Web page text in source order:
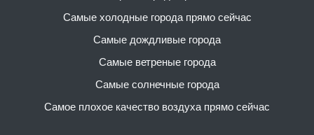
Самые холодные города прямо сейчас
Самые дождливые города
Самые ветреные города
Самые солнечные города
Самое плохое качество воздуха прямо сейчас